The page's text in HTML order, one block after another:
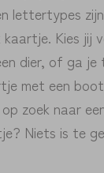
lettertypes
kaartje. Kies jij
dier, of ga je
met een
zoek naar
Niets is te